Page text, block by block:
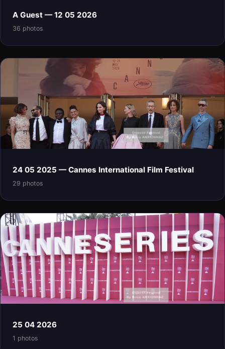
A Guest — 12 05 2026
36 photos
24 05 2025 — Cannes International Film Festival
29 photos
25 04 2026
1 photos